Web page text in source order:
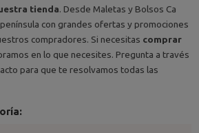
tienda. Desde Maletas y Bolsos Ca
con grandes ofertas y promociones
compradores. Si necesitas comprar
en lo que necesites. Pregunta a través
para que te resolvamos todas las